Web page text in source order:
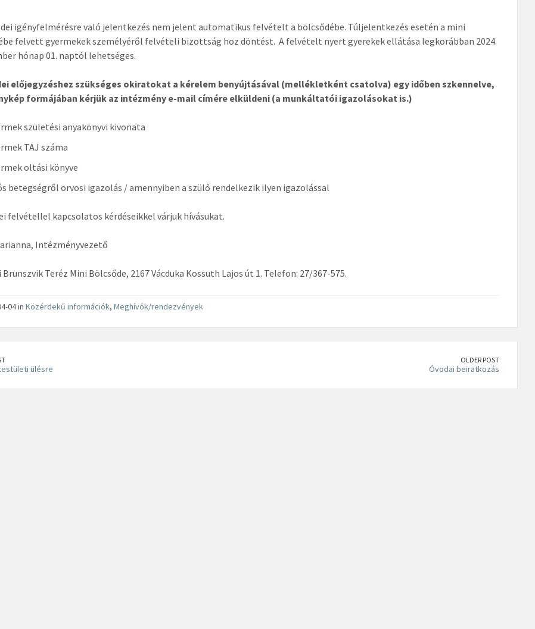
igényfelmérésre való jelentkezés nem jelent automatikus felvételt a bölcsődébe. Túljelentkezés esetén a mini
felvett gyermekek személyéről felvételi bizottság hoz döntést. A felvételt nyert gyerekek ellátása legkorábban 2024.
hónap 01. naptól lehetséges.
előjegyzéshez szükséges okiratokat a kérelem benyújtásával (mellékletként csatolva) egy időben szkennelve,
formájában kérjük az intézmény e-mail címére elküldeni (a munkáltatói igazolásokat is.)
születési anyakönyvi kivonata
TAJ száma
oltási könyve
betegségről orvosi igazolás / amennyiben a szülő rendelkezik ilyen igazolással
felvétellel kapcsolatos kérdéseikkel várjuk hívásukat.
Intézményvezető
Brunszvik Teréz Mini Bölcsőde, 2167 Vácduka Kossuth Lajos út 1. Telefon: 27/367-575.
04 in Közérdekű információk, Meghívók/rendezvények
ülésre
OLDER POST
Óvodai beiratkozás